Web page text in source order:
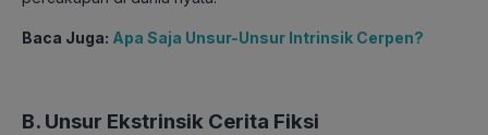
Baca Juga: Apa Saja Unsur-Unsur Intrinsik Cerpen?
B. Unsur Ekstrinsik Cerita Fiksi